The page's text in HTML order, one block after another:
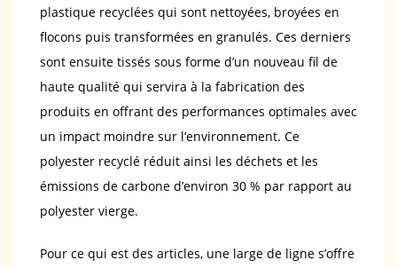
plastique recyclées qui sont nettoyées, broyées en
flocons puis transformées en granulés. Ces derniers
sont ensuite tissés sous forme d’un nouveau fil de
haute qualité qui servira à la fabrication des
produits en offrant des performances optimales avec
un impact moindre sur l’environnement. Ce
polyester recyclé réduit ainsi les déchets et les
émissions de carbone d’environ 30 % par rapport au
polyester vierge.
Pour ce qui est des articles, une large de ligne s’offre